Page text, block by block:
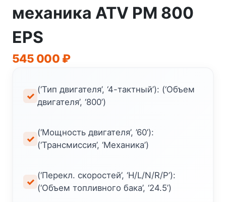
механика ATV РМ 800
EPS
545 000 ₽
(‘Тип двигателя’, ‘4-тактный’): (‘Объем
двигателя’, ‘800’)
(‘Мощность двигателя’, ’60’):
(‘Трансмиссия’, ‘Механика’)
(‘Перекл. скоростей’, ‘H/L/N/R/P’):
(‘Объем топливного бака’, ‘24.5’)